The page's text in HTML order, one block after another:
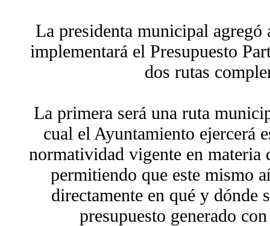
La presidenta municipal agregó
implementará el Presupuesto
dos rutas
La primera será una ruta
cual el Ayuntamiento ejercerá
normatividad vigente en
permitiendo que este mismo
directamente en qué y dónde
presupuesto generado